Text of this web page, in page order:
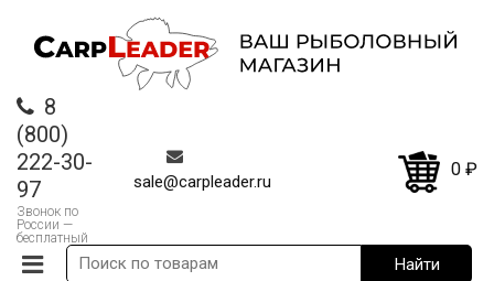
8
(800)
222-30-
97
Звонок по
России —
бесплатный
sale@carpleader.ru
0 ₽